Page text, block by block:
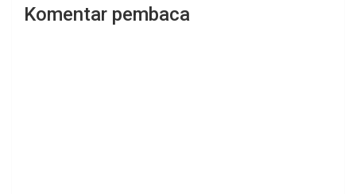
Komentar pembaca